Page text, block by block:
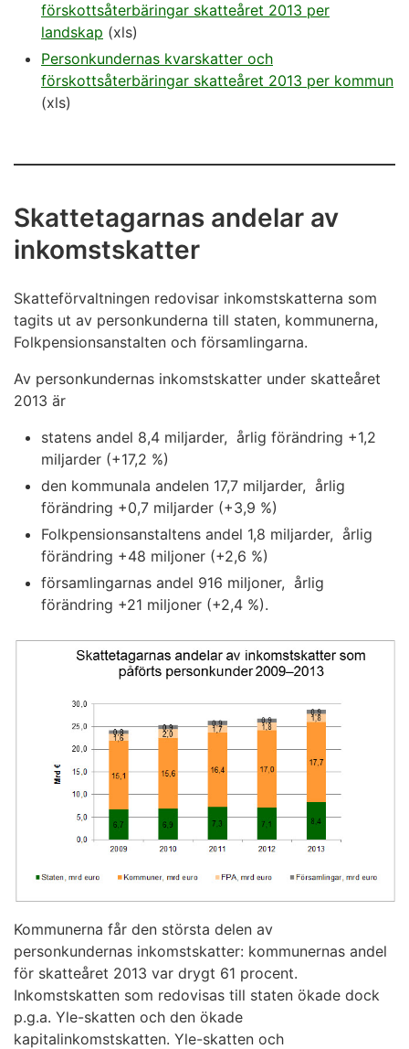
förskottsåterbäringar skatteåret 2013 per
landskap (xls)
Personkundernas kvarskatter och
förskottsåterbäringar skatteåret 2013 per kommun
(xls)
Skattetagarnas andelar av
inkomstskatter
Skatteförvaltningen redovisar inkomstskatterna som
tagits ut av personkunderna till staten, kommunerna,
Folkpensionsanstalten och församlingarna.
Av personkundernas inkomstskatter under skatteåret
2013 är
statens andel 8,4 miljarder, årlig förändring +1,2
miljarder (+17,2 %)
den kommunala andelen 17,7 miljarder, årlig
förändring +0,7 miljarder (+3,9 %)
Folkpensionsanstaltens andel 1,8 miljarder, årlig
förändring +48 miljoner (+2,6 %)
församlingarnas andel 916 miljoner, årlig
förändring +21 miljoner (+2,4 %).
Kommunerna får den största delen av
personkundernas inkomstskatter: kommunernas andel
för skatteåret 2013 var drygt 61 procent.
Inkomstskatten som redovisas till staten ökade dock
p.g.a. Yle-skatten och den ökade
kapitalinkomstskatten. Yle-skatten och